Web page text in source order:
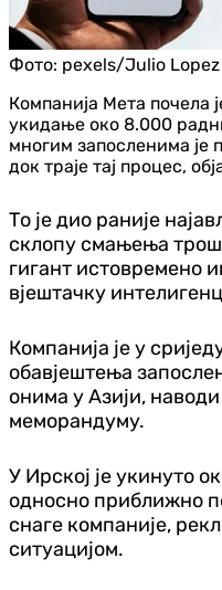
Фото: pexels/Julio Lopez
Компанија Мета почела
укидање око 8.000
многим запосленима је
док траје тај процес,
То је дио раније
склопу смањења
гигант истовремено
вјештачку
Компанија је у
обавјештења
онима у Азији,
меморандуму.
У Ирској је укинуто
односно приближно
снаге компаније,
ситуацијом.